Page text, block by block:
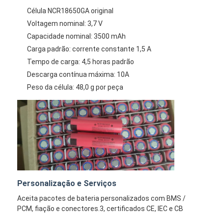
Célula NCR18650GA original
Voltagem nominal: 3,7 V
Capacidade nominal: 3500 mAh
Carga padrão: corrente constante 1,5 A
Tempo de carga: 4,5 horas padrão
Descarga contínua máxima: 10A
Peso da célula: 48,0 g por peça
Personalização e Serviços
Aceita pacotes de bateria personalizados com BMS /
PCM, fiação e conectores.3, certificados CE, IEC e CB